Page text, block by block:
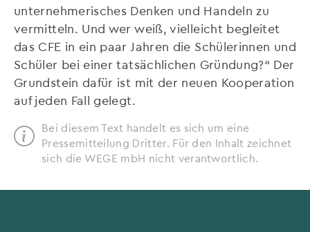
unternehmerisches Denken und Handeln zu
vermitteln. Und wer weiß, vielleicht begleitet
das CFE in ein paar Jahren die Schülerinnen und
Schüler bei einer tatsächlichen Gründung?“ Der
Grundstein dafür ist mit der neuen Kooperation
auf jeden Fall gelegt.
Bei diesem Text handelt es sich um eine
Pressemitteilung Dritter. Für den Inhalt zeichnet
sich die WEGE mbH nicht verantwortlich.